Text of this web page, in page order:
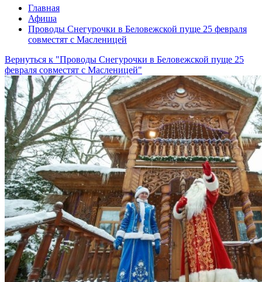
Главная
Афиша
Проводы Снегурочки в Беловежской пуще 25 февраля
совместят с Масленицей
Вернуться к "Проводы Снегурочки в Беловежской пуще 25
февраля совместят с Масленицей"